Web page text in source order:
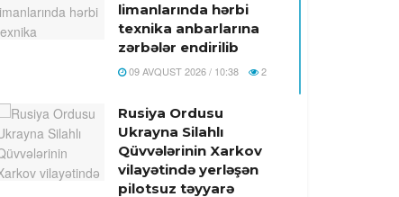
limanlarında hərbi
texnika anbarlarına
zərbələr endirilib
09 AVQUST 2026 / 10:38 2
Rusiya Ordusu
Ukrayna Silahlı
Qüvvələrinin Xarkov
vilayətində yerləşən
pilotsuz təyyarə